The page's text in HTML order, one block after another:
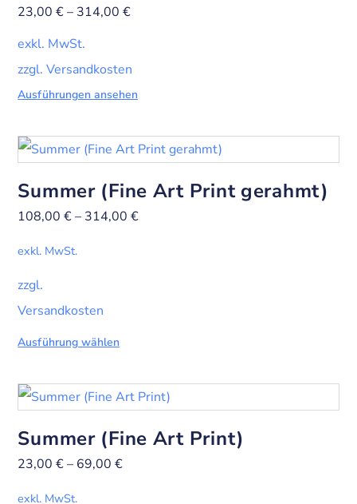
23,00€– 314,00€
exkl. MwSt.
zzgl. Versandkosten
Ausführungen ansehen
Summer (Fine Art Print gerahmt)
108,00€– 314,00€
exkl. MwSt.
zzgl.
Versandkosten
Ausführung wählen
Summer (Fine Art Print)
23,00€– 69,00€
exkl. MwSt.